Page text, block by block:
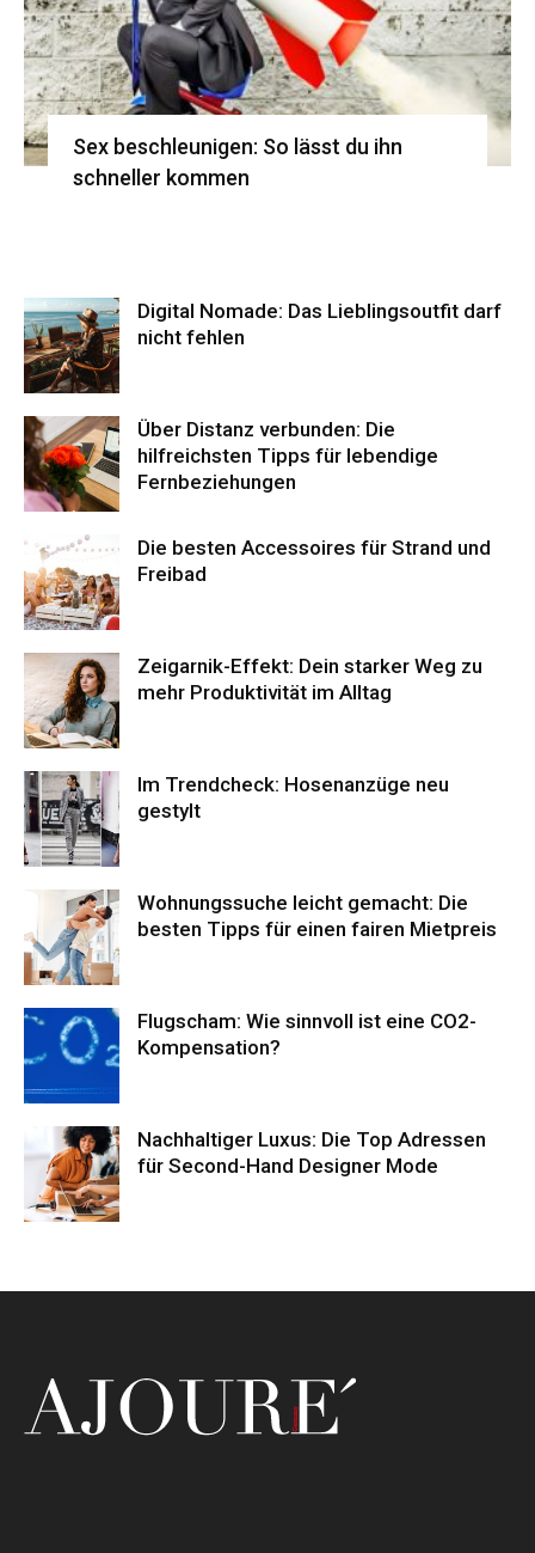
Sex beschleunigen: So lässt du ihn
schneller kommen
Digital Nomade: Das Lieblingsoutfit darf
nicht fehlen
Über Distanz verbunden: Die
hilfreichsten Tipps für lebendige
Fernbeziehungen
Die besten Accessoires für Strand und
Freibad
Zeigarnik-Effekt: Dein starker Weg zu
mehr Produktivität im Alltag
Im Trendcheck: Hosenanzüge neu
gestylt
Wohnungssuche leicht gemacht: Die
besten Tipps für einen fairen Mietpreis
Flugscham: Wie sinnvoll ist eine CO2-
Kompensation?
Nachhaltiger Luxus: Die Top Adressen
für Second-Hand Designer Mode